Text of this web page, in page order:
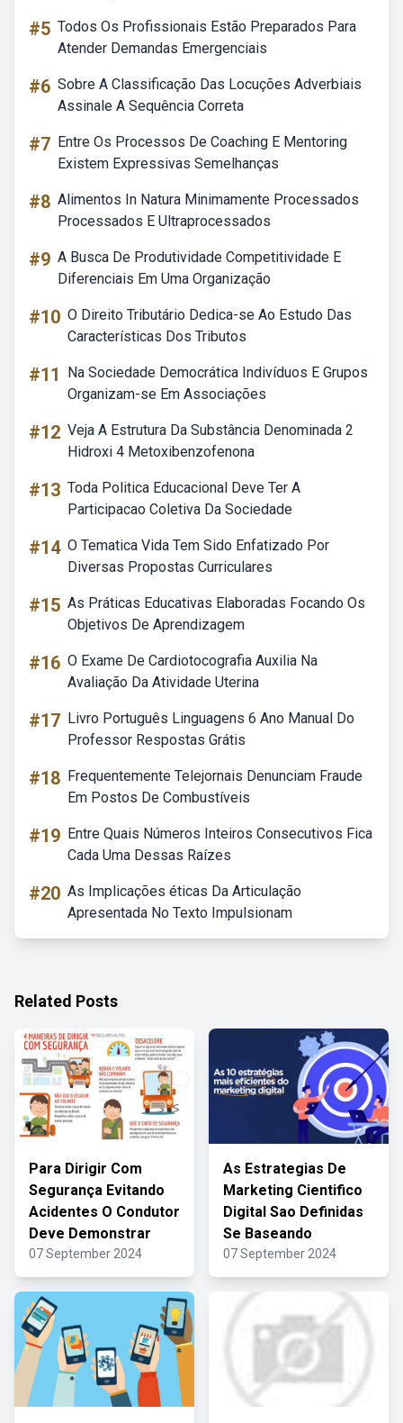
#5 Todos Os Profissionais Estão Preparados Para
Atender Demandas Emergenciais
#6 Sobre A Classificação Das Locuções Adverbiais
Assinale A Sequência Correta
#7 Entre Os Processos De Coaching E Mentoring
Existem Expressivas Semelhanças
#8 Alimentos In Natura Minimamente Processados
Processados E Ultraprocessados
#9 A Busca De Produtividade Competitividade E
Diferenciais Em Uma Organização
#10 O Direito Tributário Dedica-se Ao Estudo Das
Características Dos Tributos
#11
Na Sociedade Democrática Indivíduos E Grupos
Organizam-se Em Associações
#12 Veja A Estrutura Da Substância Denominada 2
Hidroxi 4 Metoxibenzofenona
#13 Toda Politica Educacional Deve Ter A
Participacao Coletiva Da Sociedade
#14 O Tematica Vida Tem Sido Enfatizado Por
Diversas Propostas Curriculares
#15 As Práticas Educativas Elaboradas Focando Os
Objetivos De Aprendizagem
#16 O Exame De Cardiotocografia Auxilia Na
Avaliação Da Atividade Uterina
#17 Livro Português Linguagens 6 Ano Manual Do
Professor Respostas Grátis
#18 Frequentemente Telejornais Denunciam Fraude
Em Postos De Combustíveis
#19 Entre Quais Números Inteiros Consecutivos Fica
Cada Uma Dessas Raízes
#20 As Implicações éticas Da Articulação
Apresentada No Texto Impulsionam
Related Posts
Para Dirigir Com
Segurança Evitando
Acidentes O Condutor
Deve Demonstrar
07 September 2024
As Estrategias De
Marketing Cientifico
Digital Sao Definidas
Se Baseando
07 September 2024